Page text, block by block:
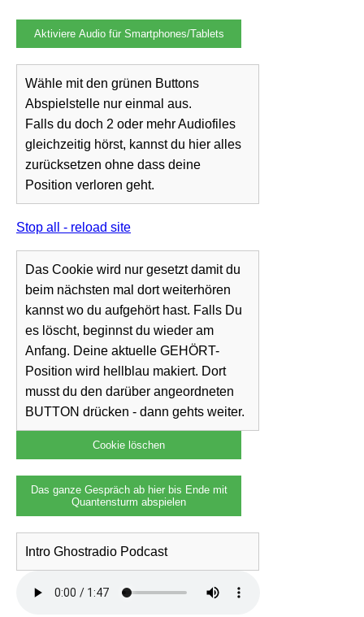
Aktiviere Audio für Smartphones/Tablets
Wähle mit den grünen Buttons
Abspielstelle nur einmal aus.
Falls du doch 2 oder mehr Audiofiles
gleichzeitig hörst, kannst du hier alles
zurücksetzen ohne dass deine
Position verloren geht.
Stop all - reload site
Das Cookie wird nur gesetzt damit du
beim nächsten mal dort weiterhören
kannst wo du aufgehört hast. Falls Du
es löscht, beginnst du wieder am
Anfang. Deine aktuelle GEHÖRT-
Position wird hellblau makiert. Dort
musst du den darüber angeordneten
BUTTON drücken - dann gehts weiter.
Cookie löschen
Das ganze Gespräch ab hier bis Ende mit
Quantensturm abspielen
Intro Ghostradio Podcast